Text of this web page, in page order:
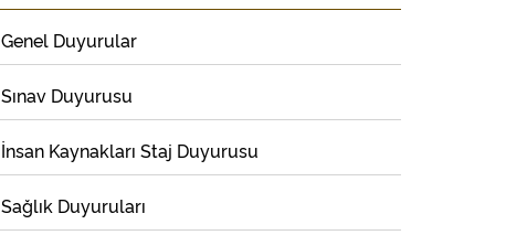
Genel Duyurular
Sınav Duyurusu
İnsan Kaynakları Staj Duyurusu
Sağlık Duyuruları